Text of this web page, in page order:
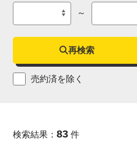
～
再検索
売約済を除く
検索結果：83 件